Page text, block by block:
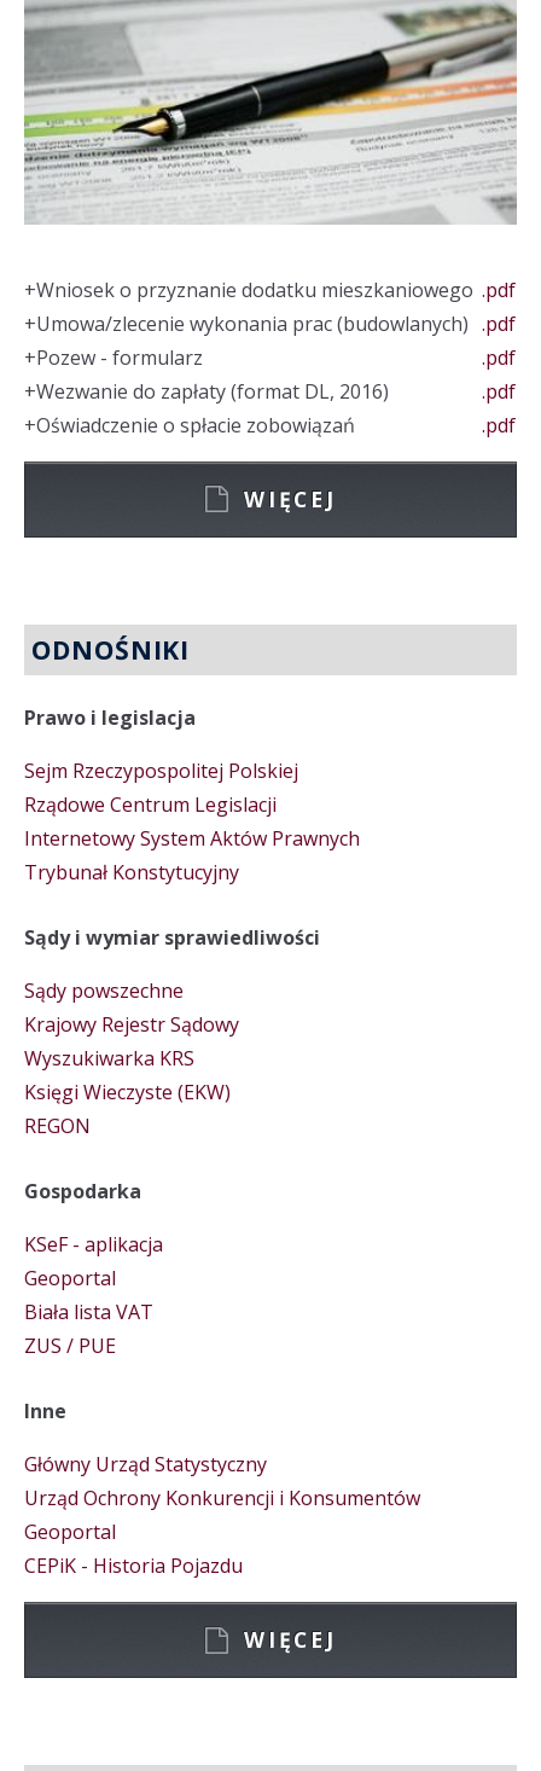
+Wniosek o przyznanie dodatku mieszkaniowego .pdf
+Umowa/zlecenie wykonania prac (budowlanych) .pdf
+Pozew - formularz
.pdf
+Wezwanie do zapłaty (format DL, 2016)
.pdf
+Oświadczenie o spłacie zobowiązań .pdf
WIĘCEJ
ODNOŚNIKI
Prawo i legislacja
Sejm Rzeczypospolitej Polskiej
Rządowe Centrum Legislacji
Internetowy System Aktów Prawnych
Trybunał Konstytucyjny
Sądy i wymiar sprawiedliwości
Sądy powszechne
Krajowy Rejestr Sądowy
Wyszukiwarka KRS
Księgi Wieczyste (EKW)
REGON
Gospodarka
KSeF - aplikacja
Geoportal
Biała lista VAT
ZUS / PUE
Inne
Główny Urząd Statystyczny
Urząd Ochrony Konkurencji i Konsumentów
Geoportal
CEPiK - Historia Pojazdu
WIĘCEJ